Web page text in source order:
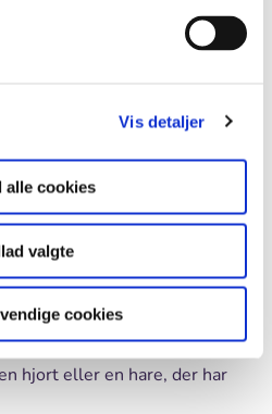
Vis detaljer
alle cookies
valgte
cookies
løber ind i skoven. Du kan følge sådan en
Birger Furbo
græs og urter – men det
Da æder hjortene
de træer de kan nå. Det gør
på den afbidte gren, kan
hjort eller en hare, der har